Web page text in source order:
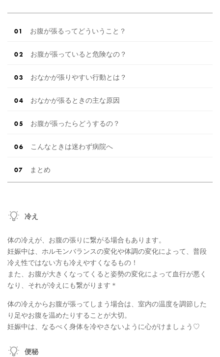
でも血行が促され、むくみを軽減するとされて
お腹が張るってどういうこと？
お腹が張っていると危険なの？
おなかが張りやすい行動とは？
おなかが張るときの主な原因
お腹が張ったらどうするの？
こんなときは迷わず病院へ
まとめ
冷え
体の冷えが、お腹の張りに繋がる場合もあります。
妊娠中は、ホルモンバランスの変化や体調の変化によって、普段
冷え性ではない方も冷えやすくなるもの！
また、お腹が大きくなってくると姿勢の変化によって血行が悪く
なり、それが冷えにも繋がります＊
体の冷えからお腹が張ってしまう場合は、室内の温度を調節した
り足やお腹を温めたりすることが大切。
妊娠中は、なるべく身体を冷やさないように心がけましょう♡
便秘